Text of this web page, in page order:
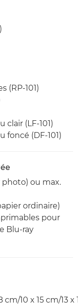
(RP-101)
(LF-101)
foncé (DF-101)
photo) ou max.
ordinaire)
pour
Blu-ray
cm/10 x 15 cm/13